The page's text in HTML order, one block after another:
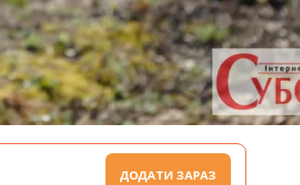
ДОДАТИ ЗАРАЗ